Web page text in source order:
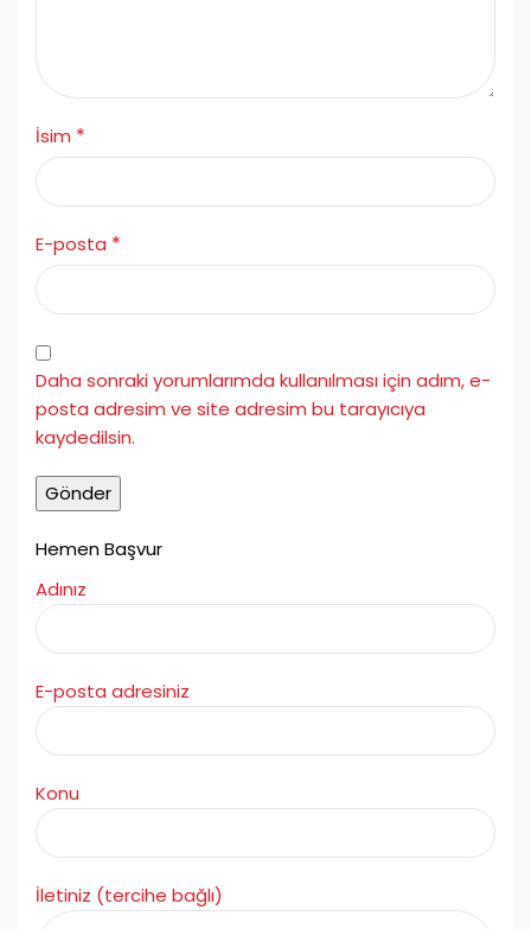
İsim *
E-posta *
Daha sonraki yorumlarımda kullanılması için adım, e-
posta adresim ve site adresim bu tarayıcıya
kaydedilsin.
Hemen Başvur
Adınız
E-posta adresiniz
Konu
İletiniz (tercihe bağlı)